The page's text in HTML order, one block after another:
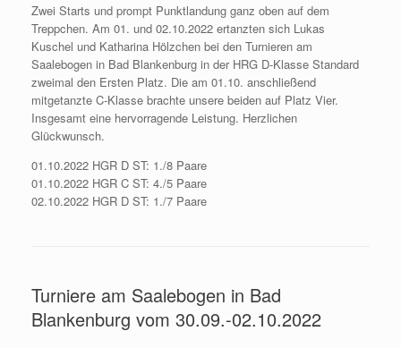
Zwei Starts und prompt Punktlandung ganz oben auf dem
Treppchen. Am 01. und 02.10.2022 ertanzten sich Lukas
Kuschel und Katharina Hölzchen bei den Turnieren am
Saalebogen in Bad Blankenburg in der HRG D-Klasse Standard
zweimal den Ersten Platz. Die am 01.10. anschließend
mitgetanzte C-Klasse brachte unsere beiden auf Platz Vier.
Insgesamt eine hervorragende Leistung. Herzlichen
Glückwunsch.
01.10.2022 HGR D ST: 1./8 Paare
01.10.2022 HGR C ST: 4./5 Paare
02.10.2022 HGR D ST: 1./7 Paare
Turniere am Saalebogen in Bad
Blankenburg vom 30.09.-02.10.2022